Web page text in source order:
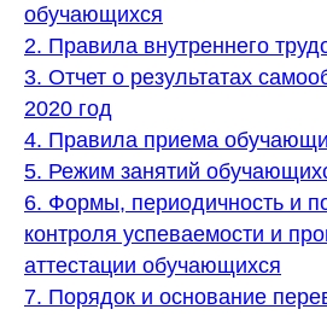
обучающихся
2. Правила внутреннего
3. Отчет о результатах
2020 год
4. Правила приема
5. Режим занятий
6. Формы, периодичность и
контроля успеваемости и
аттестации обучающихся
7. Порядок и основание